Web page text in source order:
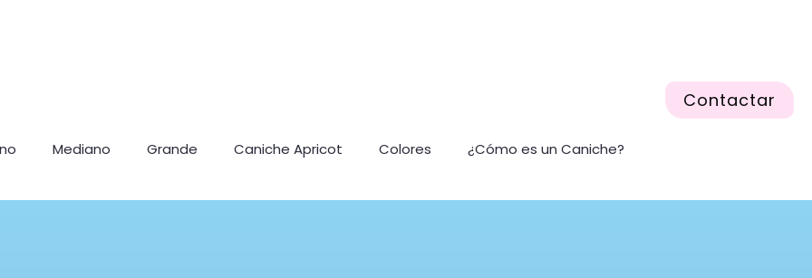
Mediano Grande Caniche Apricot Colores ¿Cómo es un Caniche?
Contactar